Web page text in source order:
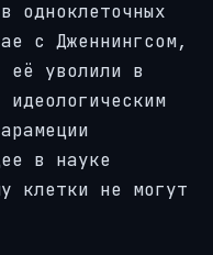
одноклеточных
с Дженнингсом,
её уволили в
в науке
клетки не могут